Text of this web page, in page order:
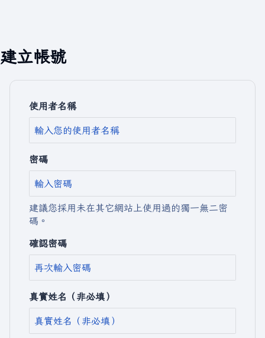
建立帳號
使用者名稱
密碼
建議您採用未在其它網站上使用過的獨一無二密
碼。
確認密碼
真實姓名（非必填）